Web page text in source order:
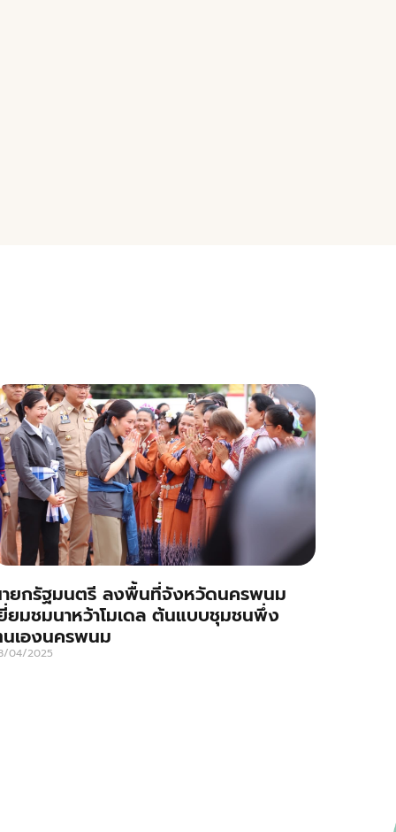
ยกรัฐมนตรี ลงพื้นที่จังหวัดนครพนม
ยมชมนาหว้าโมเดล ต้นแบบชุมชนพึ่ง
เองนครพนม
04/2025